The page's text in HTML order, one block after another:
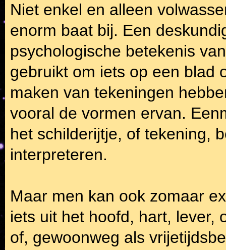
Niet enkel en alleen
enorm baat bij. Een
psychologische betekenis
gebruikt om iets op een blad
maken van tekeningen
vooral de vormen ervan.
het schilderijtje, of tekening,
interpreteren.
Maar men kan ook zomaar
iets uit het hoofd, hart, lever,
of, gewoonweg als